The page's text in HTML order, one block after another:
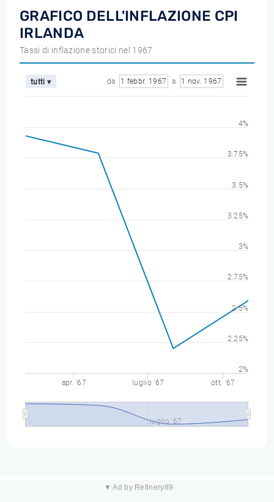
GRAFICO DELL'INFLAZIONE CPI
IRLANDA
Tassi di inflazione storici nel 1967
tutti ▾ da 1 febbr. 1967 a 1 nov. 1967
apr. '67 luglio '67 ott. '67
luglio '67
2%
2.25%
2.5%
2.75%
3%
3.25%
3.5%
3.75%
4%
▼ Ad by Refinery89